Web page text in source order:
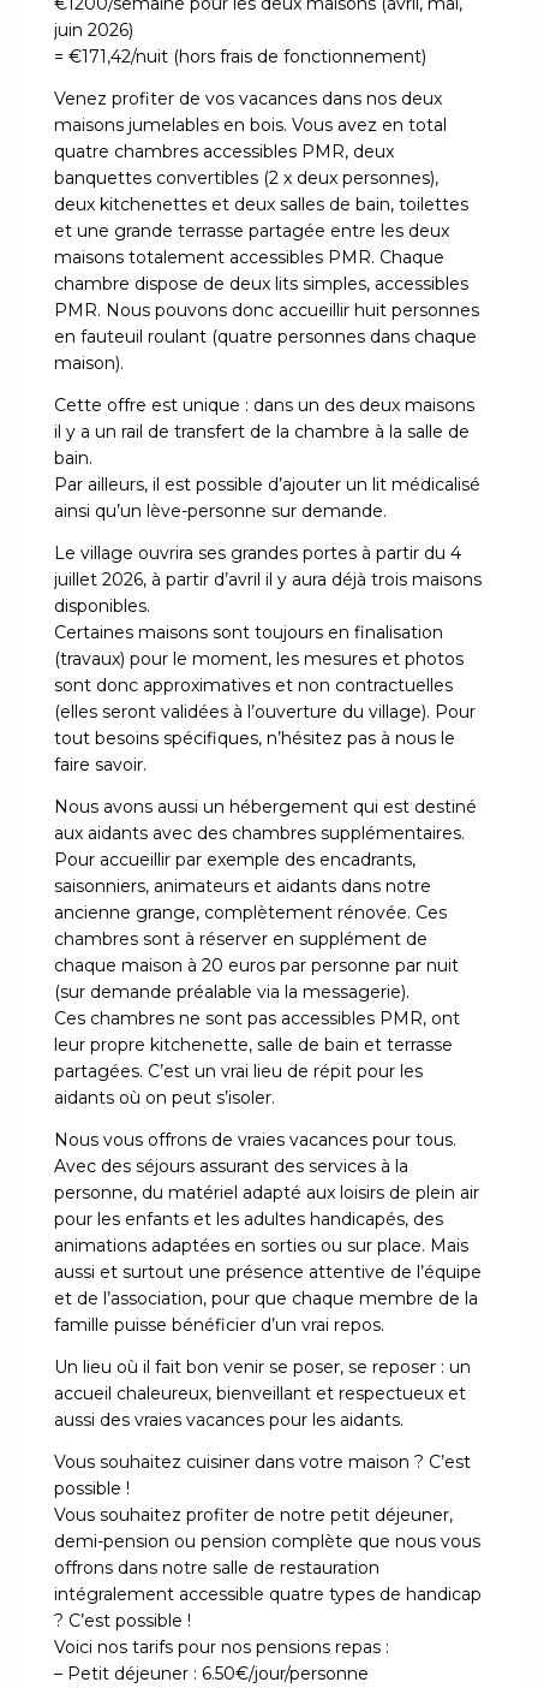
juin 2026)
= €171,42/nuit (hors frais de fonctionnement)
Venez profiter de vos vacances dans nos deux
maisons jumelables en bois. Vous avez en total
quatre chambres accessibles PMR, deux
banquettes convertibles (2 x deux personnes),
deux kitchenettes et deux salles de bain, toilettes
et une grande terrasse partagée entre les deux
maisons totalement accessibles PMR. Chaque
chambre dispose de deux lits simples, accessibles
PMR. Nous pouvons donc accueillir huit personnes
en fauteuil roulant (quatre personnes dans chaque
maison).
Cette offre est unique : dans un des deux maisons
il y a un rail de transfert de la chambre à la salle de
bain.
Par ailleurs, il est possible d’ajouter un lit médicalisé
ainsi qu’un lève-personne sur demande.
Le village ouvrira ses grandes portes à partir du 4
juillet 2026, à partir d’avril il y aura déjà trois maisons
disponibles.
Certaines maisons sont toujours en finalisation
(travaux) pour le moment, les mesures et photos
sont donc approximatives et non contractuelles
(elles seront validées à l’ouverture du village). Pour
tout besoins spécifiques, n’hésitez pas à nous le
faire savoir.
Nous avons aussi un hébergement qui est destiné
aux aidants avec des chambres supplémentaires.
Pour accueillir par exemple des encadrants,
saisonniers, animateurs et aidants dans notre
ancienne grange, complètement rénovée. Ces
chambres sont à réserver en supplément de
chaque maison à 20 euros par personne par nuit
(sur demande préalable via la messagerie).
Ces chambres ne sont pas accessibles PMR, ont
leur propre kitchenette, salle de bain et terrasse
partagées. C’est un vrai lieu de répit pour les
aidants où on peut s’isoler.
Nous vous offrons de vraies vacances pour tous.
Avec des séjours assurant des services à la
personne, du matériel adapté aux loisirs de plein air
pour les enfants et les adultes handicapés, des
animations adaptées en sorties ou sur place. Mais
aussi et surtout une présence attentive de l’équipe
et de l’association, pour que chaque membre de la
famille puisse bénéficier d’un vrai repos.
Un lieu où il fait bon venir se poser, se reposer : un
accueil chaleureux, bienveillant et respectueux et
aussi des vraies vacances pour les aidants.
Vous souhaitez cuisiner dans votre maison ? C’est
possible !
Vous souhaitez profiter de notre petit déjeuner,
demi-pension ou pension complète que nous vous
offrons dans notre salle de restauration
intégralement accessible quatre types de handicap
? C’est possible !
Voici nos tarifs pour nos pensions repas :
– Petit déjeuner : 6.50€/jour/personne